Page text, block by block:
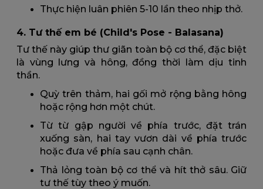
Thực hiện luân phiên 5-10 lần theo nhịp thở.
4. Tư thế em bé (Child's Pose - Balasana)
Tư thế này giúp thư giãn toàn bộ cơ thể, đặc biệt
là vùng lưng và hông, đồng thời làm dịu tinh
thần.
Quỳ trên thảm, hai gối mở rộng bằng hông
hoặc rộng hơn một chút.
Từ từ gập người về phía trước, đặt trán
xuống sàn, hai tay vươn dài về phía trước
hoặc đưa về phía sau cạnh chân.
Thả lỏng toàn bộ cơ thể và hít thở sâu. Giữ
tư thế tùy theo ý muốn.